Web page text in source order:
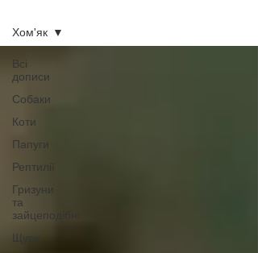
Всі
дописи
Собаки
Коти
Папуги
Рептилії
Гризуни
та
зайцеподібні
Щури
Хом'як